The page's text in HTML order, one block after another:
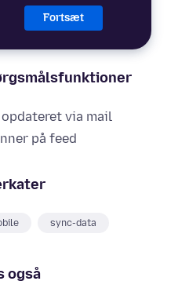
Fortsæt
via mail
på feed
sync-data
også